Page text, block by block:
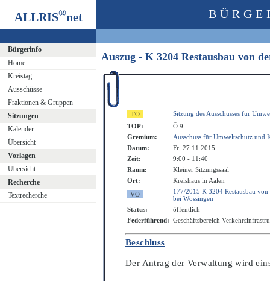
ALLRIS®net
Bürgerinfo
Home
Kreistag
Ausschüsse
Fraktionen & Gruppen
Sitzungen
Kalender
Übersicht
Vorlagen
Übersicht
Recherche
Textrecherche
Auszug - K 3204 Restausbau von
Sitzung des Ausschusses für
TOP:
Ö 9
Gremium:
Ausschuss für Umweltschutz und
Datum:
Fr, 27.11.2015
Zeit:
9:00 - 11:40
Raum:
Kleiner Sitzungssaal
Ort:
Kreishaus in Aalen
177/2015 K 3204 Restausbau
bei Wössingen
Status:
öffentlich
Federführend: Geschäftsbereich
Beschluss
Der Antrag der Verwaltung wird